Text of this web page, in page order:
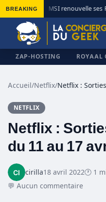
BREAKING MSI renouvelle ses
ZAP-HOSTING ROYAAL
Accueil/Netflix/
NETFLIX
Netflix :
du 11 au 17
cirilla18 avril 2022🕐 1
💬 Aucun commentaire